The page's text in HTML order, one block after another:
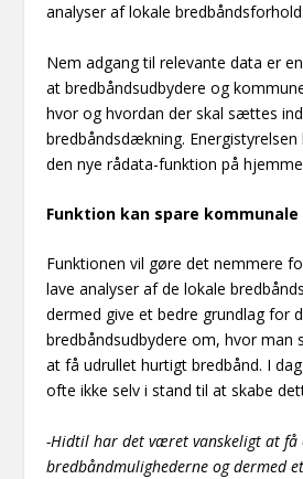
analyser af lokale bredbåndsforhold.
Nem adgang til relevante data er
at bredbåndsudbydere og
hvor og hvordan der skal sættes
bredbåndsdækning.
den nye rådata-funktion på
Funktion kan spare
Funktionen vil gøre det nemmere
lave analyser af de lokale
dermed give et bedre grundlag for
bredbåndsudbydere om, hvor man
at få udrullet hurtigt bredbånd. I
ofte ikke selv i stand til at skabe
-Hidtil har det været vanskeligt at få
bredbåndmulighederne og dermed